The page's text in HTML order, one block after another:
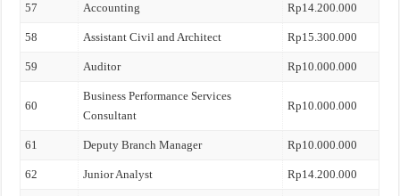
57 Accounting Rp14.200.000
58 Assistant Civil and Architect Rp15.300.000
59 Auditor Rp10.000.000
60
Business Performance Services
Consultant
Rp10.000.000
61 Deputy Branch Manager Rp10.000.000
62 Junior Analyst Rp14.200.000